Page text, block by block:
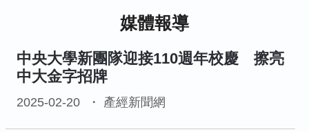
媒體報導
中央大學新團隊迎接110週年校慶 擦亮
中大金字招牌
2025-02-20 產經新聞網